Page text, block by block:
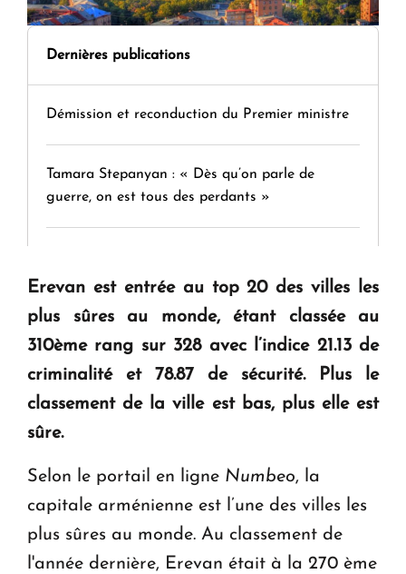
Dernières publications
Démission et reconduction du Premier ministre
Tamara Stepanyan : « Dès qu’on parle de
guerre, on est tous des perdants »
question d'un référendum ne se pose pas. "
KASA : 30 ans d'audace, de résilience et d'avenir
en Arménie
Erevan est entrée au top 20 des villes les
plus sûres au monde, étant classée au
310ème rang sur 328 avec l’indice 21.13 de
criminalité et 78.87 de sécurité. Plus le
classement de la ville est bas, plus elle est
sûre.
Selon le portail en ligne Numbeo, la
capitale arménienne est l’une des villes les
plus sûres au monde. Au classement de
l'année dernière, Erevan était à la 270 ème